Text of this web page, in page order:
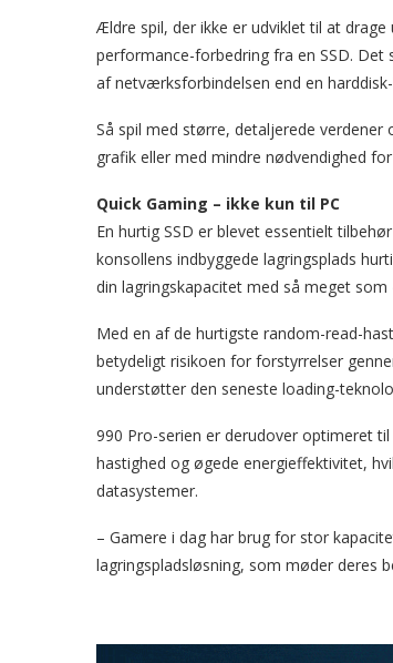
Ældre spil, der ikke er udviklet til at
performance-forbedring fra en SSD.
af netværksforbindelsen end en
Så spil med større, detaljerede
grafik eller med mindre nødvendighed
Quick Gaming – ikke kun til PC
En hurtig SSD er blevet essentielt
konsollens indbyggede lagringsplads
din lagringskapacitet med så meget
Med en af de hurtigste random-read-
betydeligt risikoen for forstyrrelser
understøtter den seneste loading-
990 Pro-serien er derudover optimeret
hastighed og øgede energieffektivitet,
datasystemer.
– Gamere i dag har brug for stor
lagringspladsløsning, som møder deres